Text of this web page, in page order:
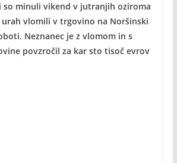
so minuli vikend v jutranjih oziroma
vlomili v trgovino na Noršinski
Neznanec je z vlomom in s
povzročil za kar sto tisoč evrov